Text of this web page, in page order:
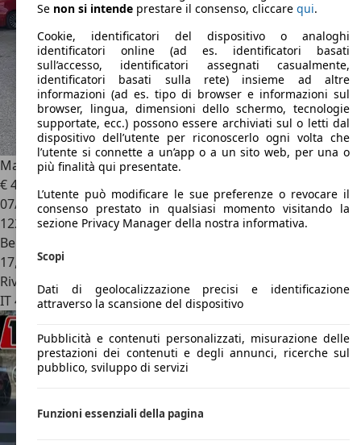
Maserati GranSport4.2 V8
€ 45.000
07/2007
122.954 km
Benzina
17,5 l/100 km (comb.)
Rivenditore
IT 40132Bologna - Bo
Se non si intende prestare il consenso, cliccare qui.
Cookie, identificatori del dispositivo o analoghi
identificatori online (ad es. identificatori basati
sull’accesso, identificatori assegnati casualmente,
identificatori basati sulla rete) insieme ad altre
informazioni (ad es. tipo di browser e informazioni sul
browser, lingua, dimensioni dello schermo, tecnologie
supportate, ecc.) possono essere archiviati sul o letti dal
dispositivo dell’utente per riconoscerlo ogni volta che
l’utente si connette a un’app o a un sito web, per una o
più finalità qui presentate.
L’utente può modificare le sue preferenze o revocare il
consenso prestato in qualsiasi momento visitando la
sezione Privacy Manager della nostra informativa.
Scopi
Dati di geolocalizzazione precisi e identificazione
attraverso la scansione del dispositivo
Pubblicità e contenuti personalizzati, misurazione delle
prestazioni dei contenuti e degli annunci, ricerche sul
pubblico, sviluppo di servizi
Funzioni essenziali della pagina